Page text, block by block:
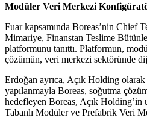
Modüler Veri Merkezi
Fuar kapsamında Boreas’nin
Mimariye, Finanstan Teslime
platformunu tanıttı. Platformun,
çözümün, veri merkezi sektöründe
Erdoğan ayrıca, Açık Holding olarak
yapılanmayla Boreas, soğutma
hedefleyen Boreas, Açık
Tabanlı Modüler ve Prefabrik Veri